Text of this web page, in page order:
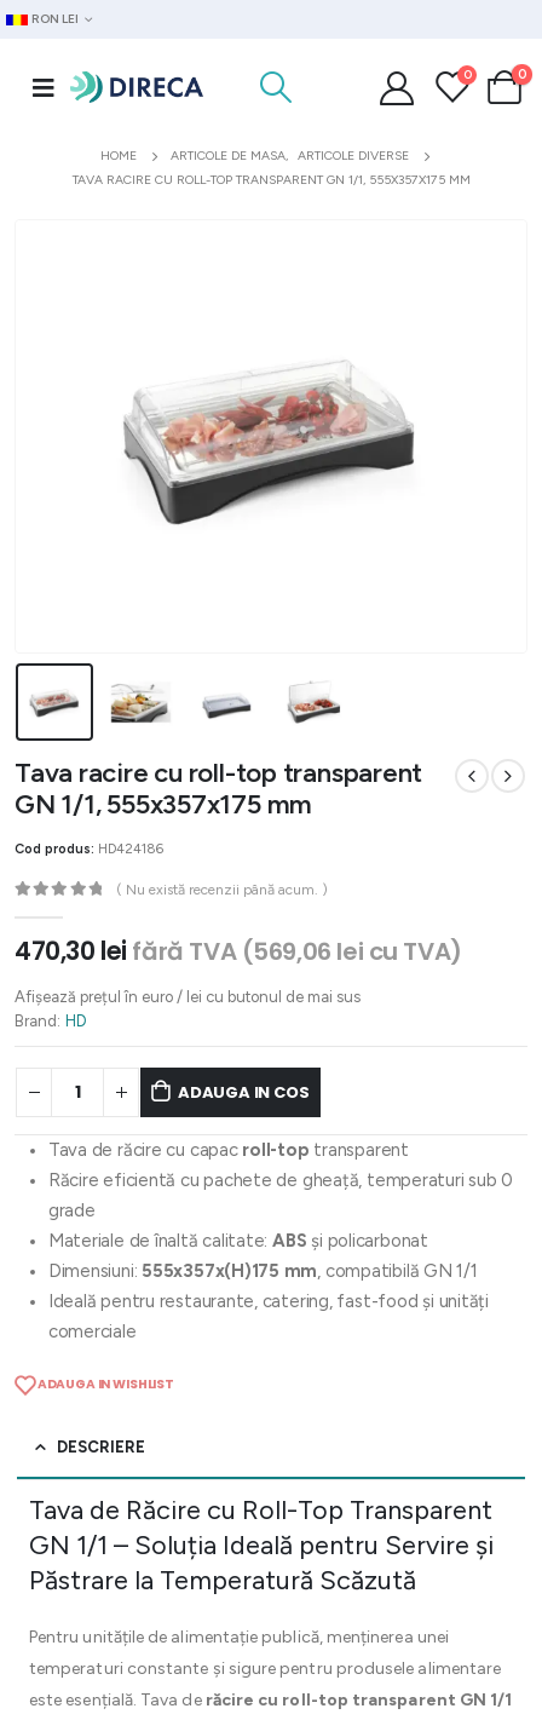
RON LEI
0 0
HOME ARTICOLE DE MASA,
ARTICOLE DIVERSE
TAVA RACIRE CU ROLL-TOP TRANSPARENT GN 1/1, 555X357X175 MM
Tava racire cu roll-top transparent
GN 1/1, 555x357x175 mm
Cod produs: HD424186
( Nu există recenzii până acum. )
470,30 lei fără TVA (569,06 lei cu TVA)
Afișează prețul în euro / lei cu butonul de mai sus
Brand: HD
ADAUGA IN COS
Tava de răcire cu capac roll-top transparent
Răcire eficientă cu pachete de gheață, temperaturi sub 0
grade
Materiale de înaltă calitate:ABS și policarbonat
Dimensiuni: 555x357x(H)175 mm, compatibilă GN 1/1
Ideală pentru restaurante, catering, fast-food și unități
comerciale
ADAUGA IN WISHLIST
DESCRIERE
Tava de Răcire cu Roll-Top Transparent
GN 1/1 – Soluția Ideală pentru Servire și
Păstrare la Temperatură Scăzută
Pentru unitățile de alimentație publică, menținerea unei
temperaturi constante și sigure pentru produsele alimentare
este esențială. Tava de răcire cu roll-top transparent GN 1/1